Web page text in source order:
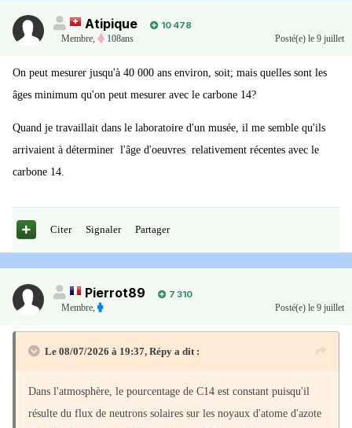
Atipique
10 478
Membre, 108ans Posté(e) le 9 juillet
On peut mesurer jusqu'à 40 000 ans environ, soit; mais quelles sont les
âges minimum qu'on peut mesurer avec le carbone 14?
Quand je travaillait dans le laboratoire d'un musée, il me semble qu'ils
arrivaient à déterminer l'âge d'oeuvres relativement récentes avec le
carbone 14.
Citer Signaler Partager
Pierrot89
7 310
Membre, Posté(e) le 9 juillet
Le 08/07/2026 à 19:37, Répy a dit :
Dans l'atmosphère, le pourcentage de C14 est constant puisqu'il
résulte du flux de neutrons solaires sur les noyaux d'atome d'azote